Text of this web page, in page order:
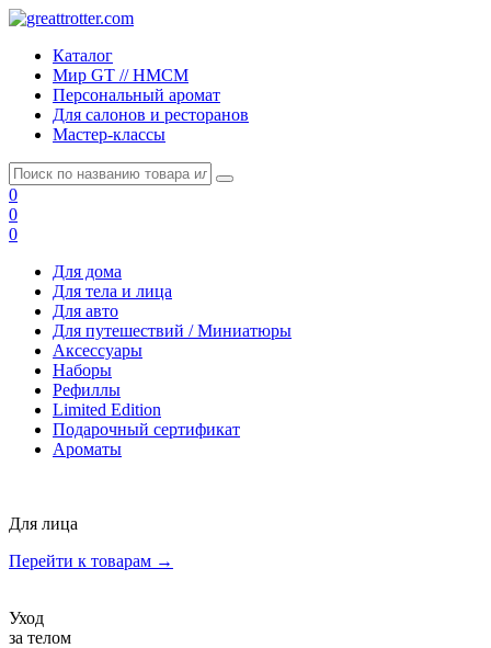
Каталог
Мир GT // HMCM
Персональный аромат
Для салонов и ресторанов
Мастер-классы
0
0
0
Для дома
Для тела и лица
Для авто
Для путешествий / Миниатюры
Аксессуары
Наборы
Рефиллы
Limited Edition
Подарочный сертификат
Ароматы
Для лица
Перейти к товарам →
Уход
за телом